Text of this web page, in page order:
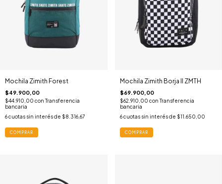
Mochila Zimith Forest
$49.900,00
$44.910,00 con Transferencia
bancaria
6cuotas sin interés de $8.316,67
COMPRAR
Mochila Zimith Borja II ZMTH
$69.900,00
$62.910,00 con Transferencia
bancaria
6 cuotas sin interés de $11.650,00
COMPRAR